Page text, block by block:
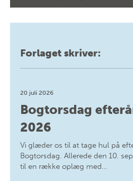
Forlaget skriver:
20 juli 2026
Bogtorsdag
2026
Vi glæder os til at tage hul på
Bogtorsdag. Allerede den 10.
til en række oplæg med…